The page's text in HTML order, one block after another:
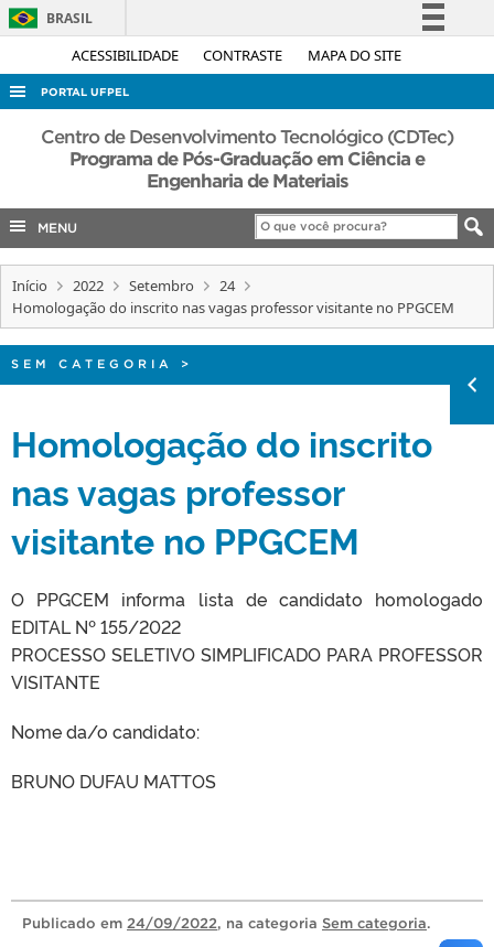
ACESSIBILIDADE CONTRASTE MAPA DO SITE
BRASIL
Simplifique!
Acesso à informação
Legislação
Canais
PORTAL UFPEL
ACESSO À INFORMAÇÃO
AUDITORIA
EDITAIS
INTERNACIONAL
Centro de Desenvolvimento Tecnológico (CDTec)
Programa de Pós-Graduação em Ciência e
Engenharia de Materiais
MENU
Início 2022 Setembro
24
Homologação do inscrito nas vagas professor visitante no PPGCEM
SEM CATEGORIA >
Homologação do inscrito
nas vagas professor
visitante no PPGCEM
O PPGCEM informa lista de candidato homologado
EDITAL Nº 155/2022
PROCESSO SELETIVO SIMPLIFICADO PARA PROFESSOR
VISITANTE
Nome da/o candidato:
BRUNO DUFAU MATTOS
Publicado em 24/09/2022, na categoria Sem categoria.